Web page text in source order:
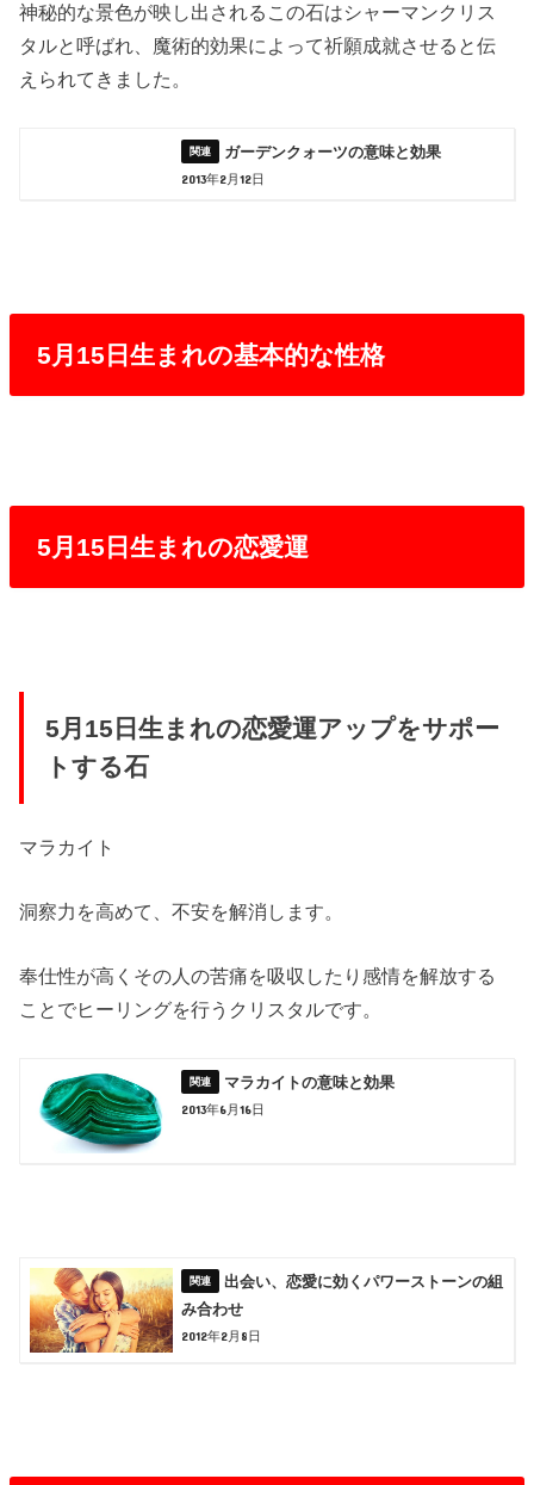
神秘的な景色が映し出されるこの石はシャーマンクリス
タルと呼ばれ、魔術的効果によって祈願成就させると伝
えられてきました。
ガーデンクォーツの意味と効果
2013年2月12日
5月15日生まれの基本的な性格
5月15日生まれの恋愛運
5月15日生まれの恋愛運アップをサポー
トする石
マラカイト
洞察力を高めて、不安を解消します。
奉仕性が高くその人の苦痛を吸収したり感情を解放する
ことでヒーリングを行うクリスタルです。
マラカイトの意味と効果
2013年6月16日
出会い、恋愛に効くパワーストーンの組
み合わせ
2012年2月8日